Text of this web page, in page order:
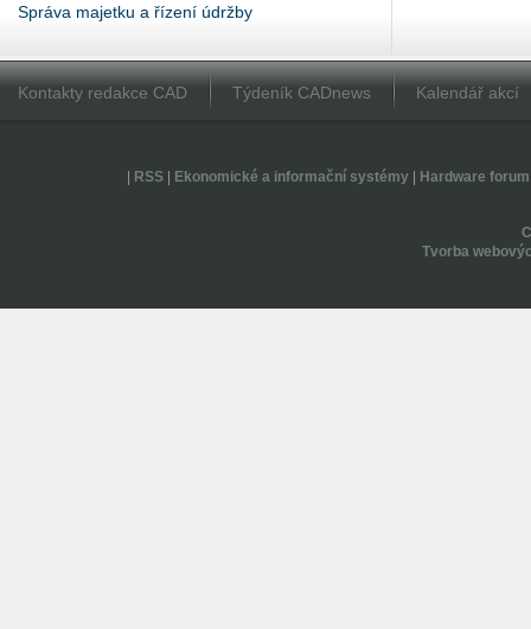
Správa majetku a řízení údržby
Kontakty redakce CAD Týdeník CADnews Kalendář akcí
RSS| Ekonomické a informační systémy| Hardware forum
Tvorba